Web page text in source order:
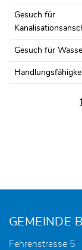
Gesuch für
Gesuch für
GEMEINDE
Fehrenstrasse 5